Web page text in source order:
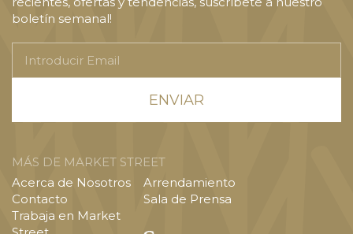
boletín semanal!
Email
MÁS DE MARKET STREET
Acerca de Nosotros
Contacto
Trabaja en Market
Arrendamiento
Sala de Prensa